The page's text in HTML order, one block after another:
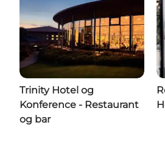
Trinity Hotel og
Konference - Restaurant
og bar